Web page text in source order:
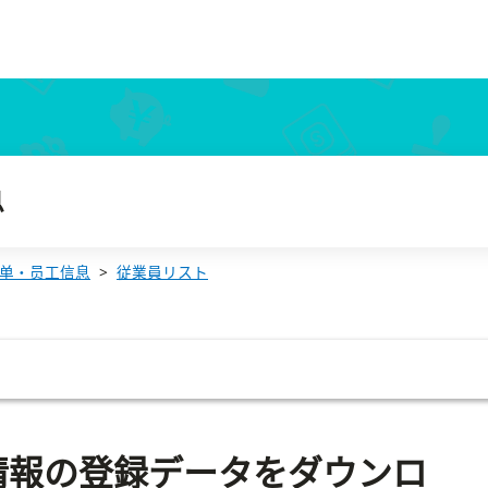
・员工信息 従業員リスト
の登録データをダウンロ